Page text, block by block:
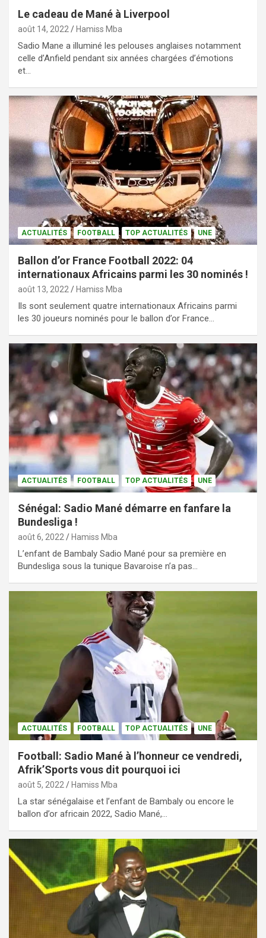
Le cadeau de Mané à Liverpool
août 14, 2022 Hamiss Mba
Sadio Mane a illuminé les pelouses anglaises notamment
celle d’Anfield pendant six années chargées d’émotions
et…
ACTUALITÉS FOOTBALL TOP ACTUALITÉS UNE
Ballon d’or France Football 2022: 04
internationaux Africains parmi les 30 nominés !
août 13, 2022 Hamiss Mba
Ils sont seulement quatre internationaux Africains parmi
les 30 joueurs nominés pour le ballon d’or France…
ACTUALITÉS FOOTBALL TOP ACTUALITÉS UNE
Sénégal: Sadio Mané démarre en fanfare la
Bundesliga !
août 6, 2022 Hamiss Mba
L’enfant de Bambaly Sadio Mané pour sa première en
Bundesliga sous la tunique Bavaroise n’a pas…
ACTUALITÉS FOOTBALL TOP ACTUALITÉS UNE
Football: Sadio Mané à l’honneur ce vendredi,
Afrik’Sports vous dit pourquoi ici
août 5, 2022 Hamiss Mba
La star sénégalaise et l’enfant de Bambaly ou encore le
ballon d’or africain 2022, Sadio Mané,…